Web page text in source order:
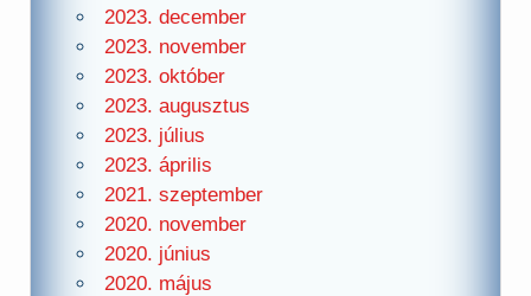
2023. december
2023. november
2023. október
2023. augusztus
2023. július
2023. április
2021. szeptember
2020. november
2020. június
2020. május